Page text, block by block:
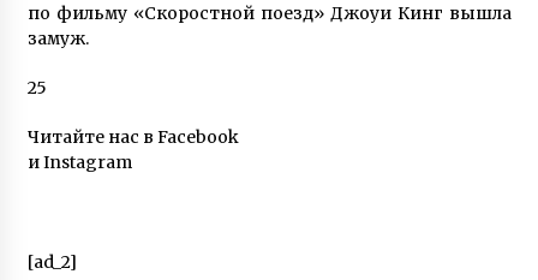
по фильму «Скоростной поезд» Джоуи Кинг вышла
замуж.
25
Читайте нас в Facebook
и Instagram
[ad_2]